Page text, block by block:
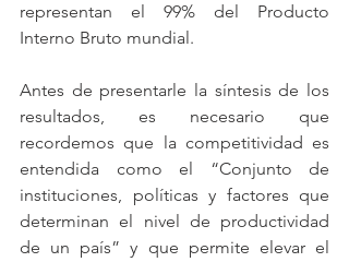
representan el 99% del Producto
Interno Bruto mundial.
Antes de presentarle la síntesis de los
resultados, es necesario que
recordemos que la competitividad es
entendida como el “Conjunto de
instituciones, políticas y factores que
determinan el nivel de productividad
de un país” y que permite elevar el